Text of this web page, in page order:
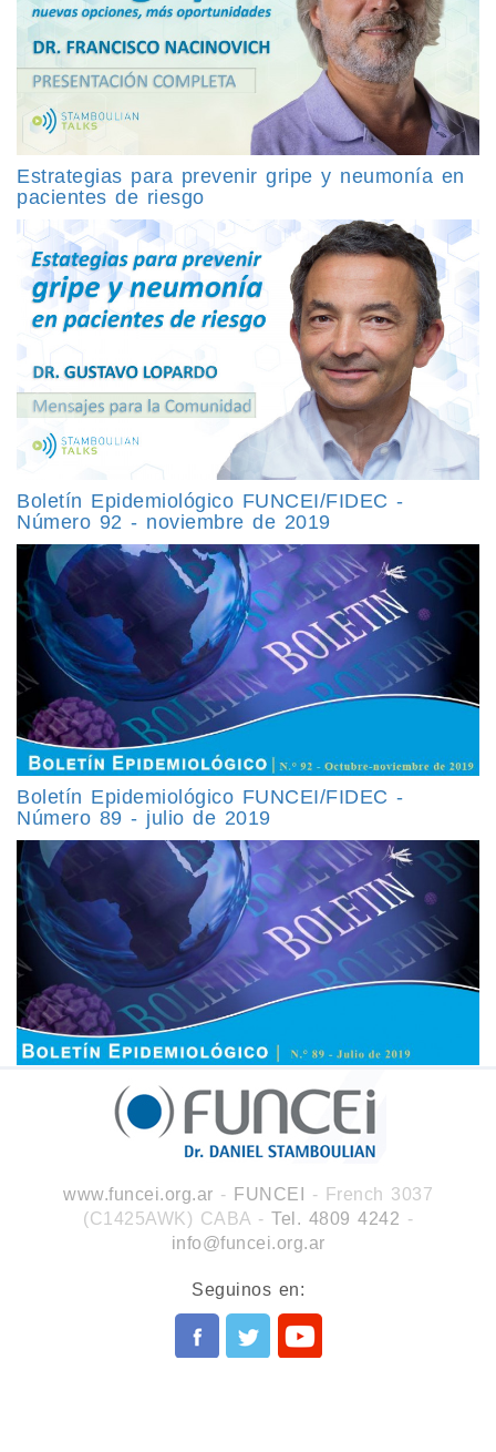
Estrategias para prevenir gripe y neumonía en
pacientes de riesgo
Boletín Epidemiológico FUNCEI/FIDEC -
Número 92 - noviembre de 2019
Boletín Epidemiológico FUNCEI/FIDEC -
Número 89 - julio de 2019
www.funcei.org.ar - FUNCEI
- French 3037
(C1425AWK) CABA - Tel. 4809 4242 -
info@funcei.org.ar
Seguinos en: